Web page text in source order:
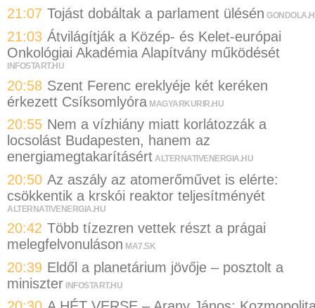
21:07 Tojást dobáltak a parlament ülésén
21:03 Átvilágítják a Közép- és Kelet-európai
Onkológiai Akadémia Alapítvány működését
INFOSTART.HU
20:58 Szent Ferenc ereklyéje két keréken
érkezett Csíksomlyóra MAGYARKURIR.HU
20:55 Nem a vízhiány miatt korlátozzák a
locsolást Budapesten, hanem az
energiamegtakarításért ALTERNATIVENERGIA.HU
20:50 Az aszály az atomerőművet is elérte:
csökkentik a krskói reaktor teljesítményét
ALTERNATIVENERGIA.HU
20:42 Több tízezren vettek részt a prágai
melegfelvonuláson MA7.SK
20:39 Eldől a planetárium jövője – posztolt a
miniszter INFOSTART.HU